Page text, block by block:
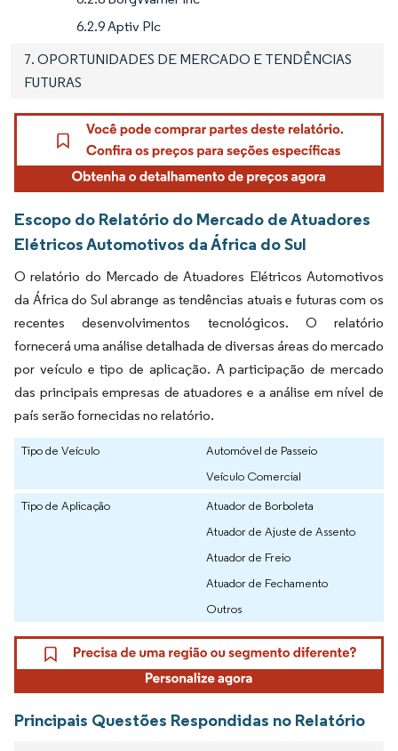
6.2.9 Aptiv Plc
7. OPORTUNIDADES DE MERCADO E TENDÊNCIAS
FUTURAS
Escopo do Relatório do Mercado de Atuadores
Elétricos Automotivos da África do Sul
O relatório do Mercado de Atuadores Elétricos Automotivos
da África do Sul abrange as tendências atuais e futuras com os
recentes desenvolvimentos tecnológicos. O relatório
fornecerá uma análise detalhada de diversas áreas do mercado
por veículo e tipo de aplicação. A participação de mercado
das principais empresas de atuadores e a análise em nível de
país serão fornecidas no relatório.
Tipo de Veículo
Automóvel de Passeio
Veículo Comercial
Tipo de Aplicação
Atuador de Borboleta
Atuador de Ajuste de Assento
Atuador de Freio
Atuador de Fechamento
Outros
Principais Questões Respondidas no Relatório